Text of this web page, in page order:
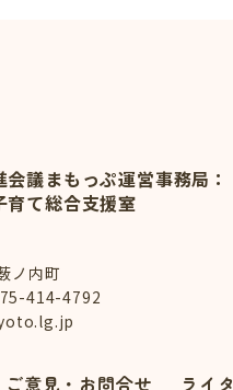
ご意見・お問合せ ライ
会議まもっぷ運営事務局：
育て総合支援室
ノ内町
414-4792